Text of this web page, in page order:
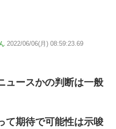
2022/06/06(月) 08:59:23.69
ュースかの判断は一般
て期待で可能性は示唆